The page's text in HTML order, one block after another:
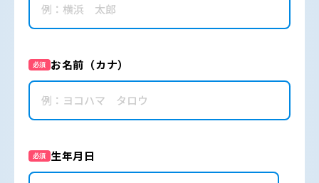
必須 お名前（カナ）
必須 生年月日